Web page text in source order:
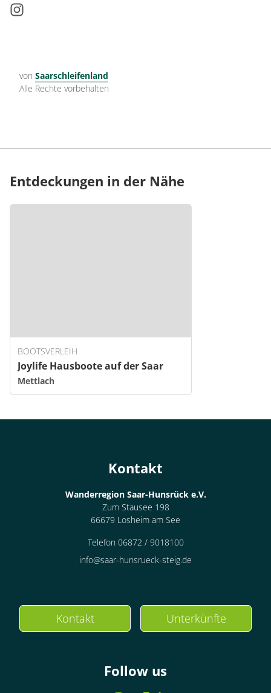
von Saarschleifenland
Alle Rechte vorbehalten
Entdeckungen in der Nähe
BOOTSVERLEIH
Joylife Hausboote auf der Saar
Mettlach
Kontakt
Wanderregion Saar-Hunsrück e.V.
Zum Stausee 198
66679 Losheim am See
Telefon 06872 / 9018100
info@saar-hunsrueck-steig.de
Kontakt Unterkünfte
Follow us